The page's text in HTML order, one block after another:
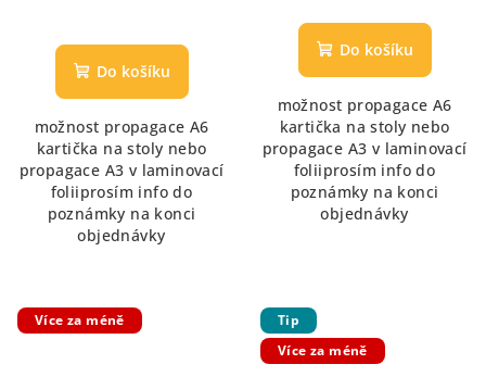
Do košíku
možnost propagace A6
kartička na stoly nebo
propagace A3 v laminovací
foliiprosím info do
poznámky na konci
objednávky
Do košíku
možnost propagace A6
kartička na stoly nebo
propagace A3 v laminovací
foliiprosím info do
poznámky na konci
objednávky
Více za méně
Tip
Více za méně